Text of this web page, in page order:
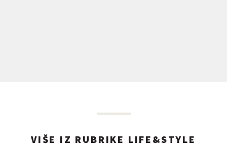
VIŠE IZ RUBRIKE LIFE&STYLE